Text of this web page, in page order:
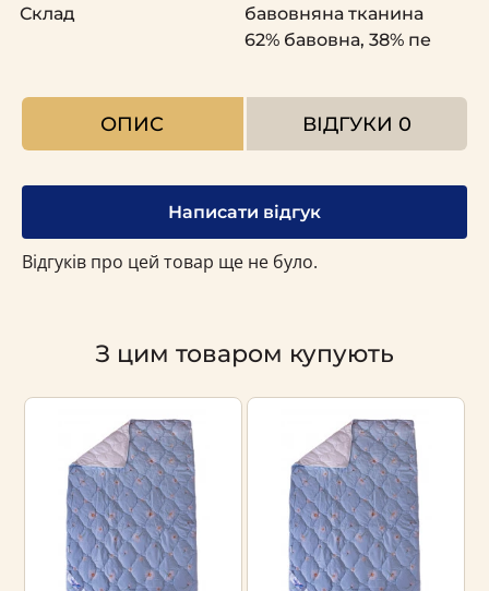
Склад
бавовняна тканина
62% бавовна, 38% пе
ОПИС ВІДГУКИ 0
Написати відгук
Відгуків про цей товар ще не було.
З цим товаром купують